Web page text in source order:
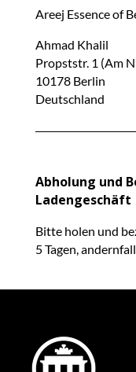
Areej Essence of
Ahmad Khalil
Propststr. 1 (Am
10178 Berlin
Deutschland
Abholung und
Ladengeschäft
Bitte holen und
5 Tagen,